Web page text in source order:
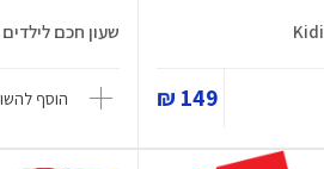
149 ₪
שעון חכם לילדים 4G PROTECT
הוסף